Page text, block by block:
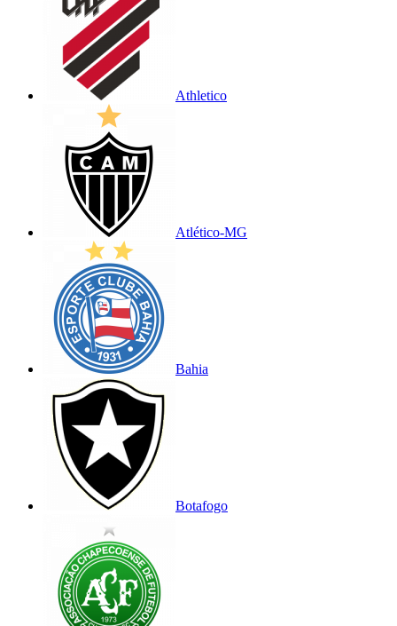
Athletico
Atlético-MG
Bahia
Botafogo